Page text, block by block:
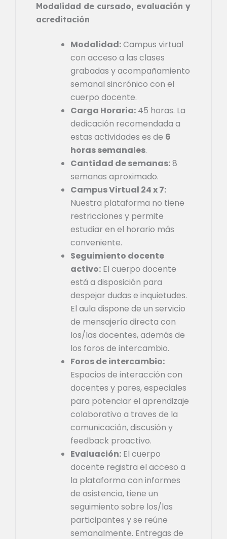
Modalidad de cursado, evaluación y
acreditación
Modalidad:Campus virtual
con acceso a las clases
grabadas y acompañamiento
semanal sincrónico con el
cuerpo docente.
Carga Horaria: 45 horas. La
dedicación recomendada a
estas actividades es de 6
horas semanales.
Cantidad de semanas:8
semanas aproximado.
Campus Virtual 24 x 7:
Nuestra plataforma no tiene
restricciones y permite
estudiar en el horario más
conveniente.
Seguimiento docente
activo: El cuerpo docente
está a disposición para
despejar dudas e inquietudes.
El aula dispone de un servicio
de mensajería directa con
los/las docentes, además de
los foros de intercambio.
Foros de intercambio:
Espacios de interacción con
docentes y pares, especiales
para potenciar el aprendizaje
colaborativo a traves de la
comunicación, discusión y
feedback proactivo.
Evaluación: El cuerpo
docente registra el acceso a
la plataforma con informes
de asistencia, tiene un
seguimiento sobre los/las
participantes y se reúne
semanalmente. Entregas de